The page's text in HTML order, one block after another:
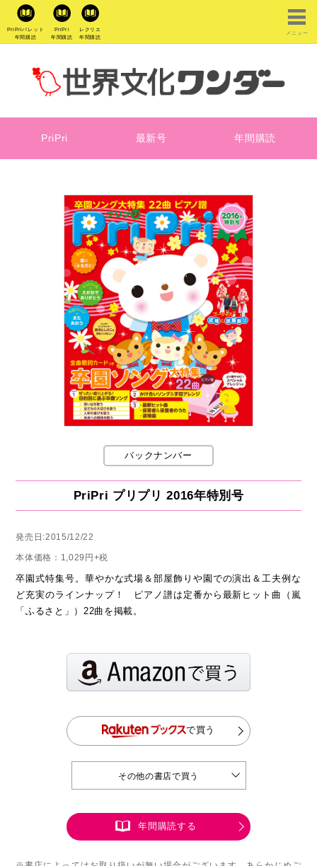
PriPriパレット
年間購読
PriPri
年間購読
レクリエ
年間購読
メニュー
PriPri 最新号 年間購読
バックナンバー
PriPri プリプリ 2016年特別号
発売日:2015/12/22
本体価格：1,029円+税
卒園式特集号。華やかな式場＆部屋飾りや園での演出＆工夫例な
ど充実のラインナップ！ ピアノ譜は定番から最新ヒット曲（嵐
「ふるさと」）22曲を掲載。
で買う
その他の書店で買う
年間購読する